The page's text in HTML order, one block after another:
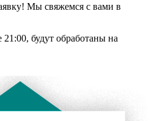
Мы свяжемся с вами в
будут обработаны на